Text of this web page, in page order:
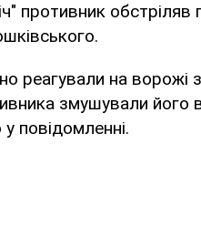
противник обстріляв
реагували на ворожі
змушували його
повідомленні.